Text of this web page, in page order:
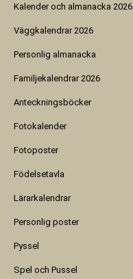
Kalender och almanacka 2026
Väggkalendrar 2026
Personlig almanacka
Familjekalendrar 2026
Anteckningsböcker
Fotokalender
Fotoposter
Födelsetavla
Lärarkalendrar
Personlig poster
Pyssel
Spel och Pussel